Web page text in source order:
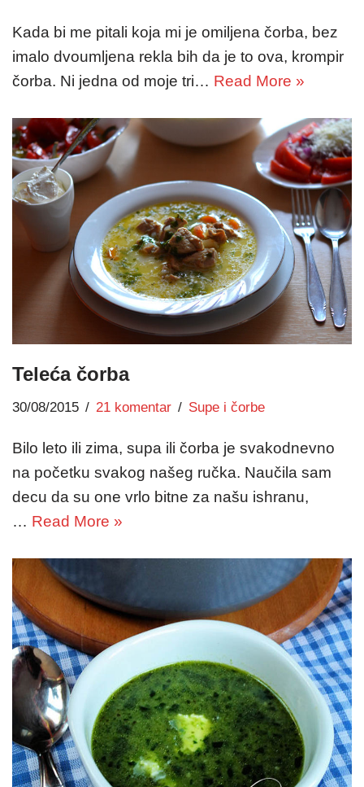
Kada bi me pitali koja mi je omiljena čorba, bez
imalo dvoumljena rekla bih da je to ova, krompir
čorba. Ni jedna od moje tri… Read More »
Teleća čorba
30/08/2015 21 komentar Supe i čorbe
Bilo leto ili zima, supa ili čorba je svakodnevno
na početku svakog našeg ručka. Naučila sam
decu da su one vrlo bitne za našu ishranu,
… Read More »